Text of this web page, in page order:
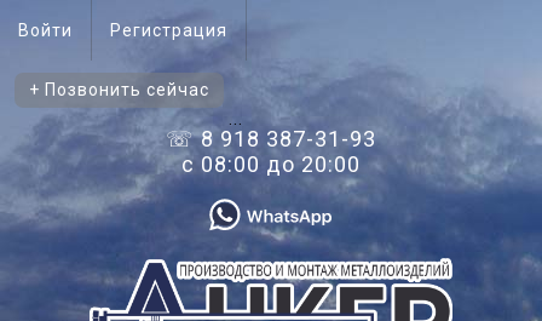
Войти Регистрация
+ Позвонить сейчас
☏ 8 918 387-31-93
с 08:00 до 20:00